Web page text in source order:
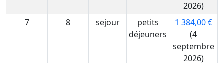
2026)
7
8 sejour
petits
déjeuners
1 384,00 €
(4
septembre
2026)